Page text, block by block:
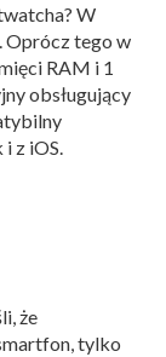
W
Oprócz tego w
RAM i 1
obsługujący
z iOS.
że
tylko